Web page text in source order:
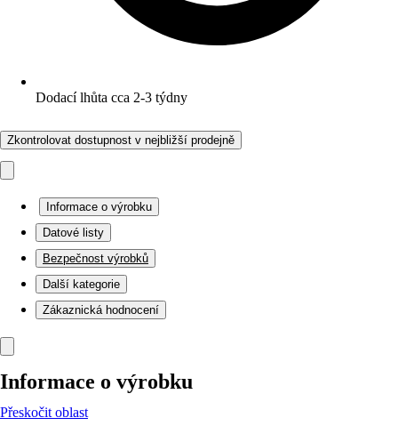
Dodací lhůta cca 2-3 týdny
Zkontrolovat dostupnost v nejbližší prodejně
Informace o výrobku
Datové listy
Bezpečnost výrobků
Další kategorie
Zákaznická hodnocení
Informace o výrobku
Přeskočit oblast